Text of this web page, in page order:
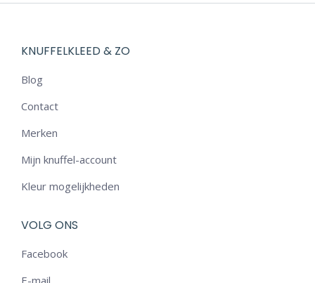
KNUFFELKLEED & ZO
Blog
Contact
Merken
Mijn knuffel-account
Kleur mogelijkheden
VOLG ONS
Facebook
E-mail